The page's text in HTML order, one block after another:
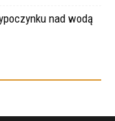
nad wodą